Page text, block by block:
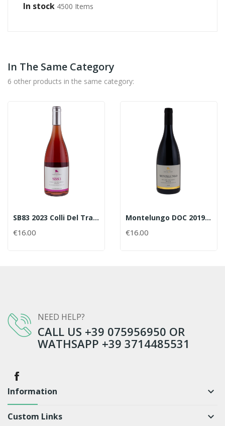
In stock 4500 Items
In The Same Category
6 other products in the same category:
SB83 2023 Colli Del Trasimeno Rosato DOC BIO
€16.00
Montelungo DOC 2019 -Colli Del Trasimeno 0,75cl
€16.00
NEED HELP?
CALL US +39 075956950 OR
WATHSAPP +39 3714485531
Information keyboard_arrow_down
Custom Links keyboard_arrow_down